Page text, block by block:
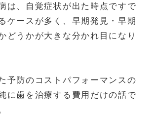
は、自覚症状が出た時点ですで
ケースが多く、早期発見・早期
どうかが大きな分かれ目になり
予防のコストパフォーマンスの
に歯を治療する費用だけの話で